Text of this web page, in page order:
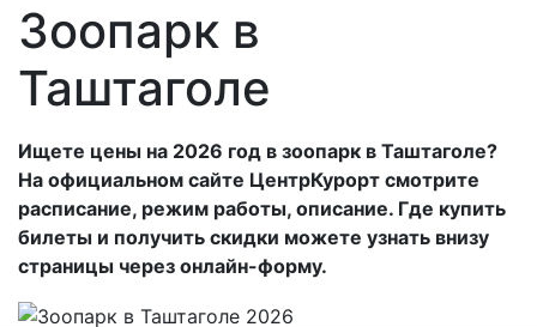
Зоопарк в
Таштаголе
Ищете цены на 2026 год в зоопарк в Таштаголе?
На официальном сайте ЦентрКурорт смотрите
расписание, режим работы, описание. Где купить
билеты и получить скидки можете узнать внизу
страницы через онлайн-форму.